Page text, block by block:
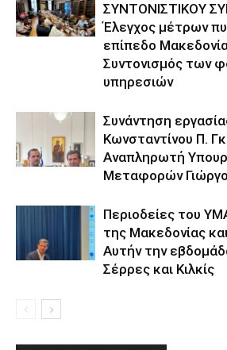
ΣΥΝΤΟΝΙΣΤΙΚΟΥ
Έλεγχος μέτρων
επίπεδο
Συντονισμός των
υπηρεσιών
Συνάντηση
Κωνσταντίνου Π.
Αναπληρωτή
Μεταφορών
Περιοδείες του
της Μακεδονίας
Αυτήν την
Σέρρες και Κιλκίς